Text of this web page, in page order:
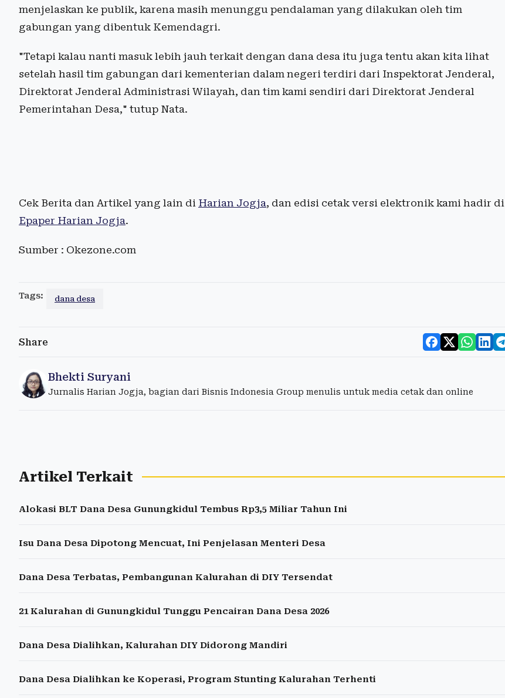
menjelaskan ke publik, karena masih menunggu pendalaman yang dilakukan oleh tim
gabungan yang dibentuk Kemendagri.
"Tetapi kalau nanti masuk lebih jauh terkait dengan dana desa itu juga tentu akan kita lihat
setelah hasil tim gabungan dari kementerian dalam negeri terdiri dari Inspektorat Jenderal,
Direktorat Jenderal Administrasi Wilayah, dan tim kami sendiri dari Direktorat Jenderal
Pemerintahan Desa," tutup Nata.
Cek Berita dan Artikel yang lain di Harian Jogja, dan edisi cetak versi elektronik kami hadir di
Epaper Harian Jogja.
Sumber : Okezone.com
Tags: dana desa
Share
Bhekti Suryani
Jurnalis Harian Jogja, bagian dari Bisnis Indonesia Group menulis untuk media cetak dan online
Artikel Terkait
Alokasi BLT Dana Desa Gunungkidul Tembus Rp3,5 Miliar Tahun Ini
Isu Dana Desa Dipotong Mencuat, Ini Penjelasan Menteri Desa
Dana Desa Terbatas, Pembangunan Kalurahan di DIY Tersendat
21 Kalurahan di Gunungkidul Tunggu Pencairan Dana Desa 2026
Dana Desa Dialihkan, Kalurahan DIY Didorong Mandiri
Dana Desa Dialihkan ke Koperasi, Program Stunting Kalurahan Terhenti